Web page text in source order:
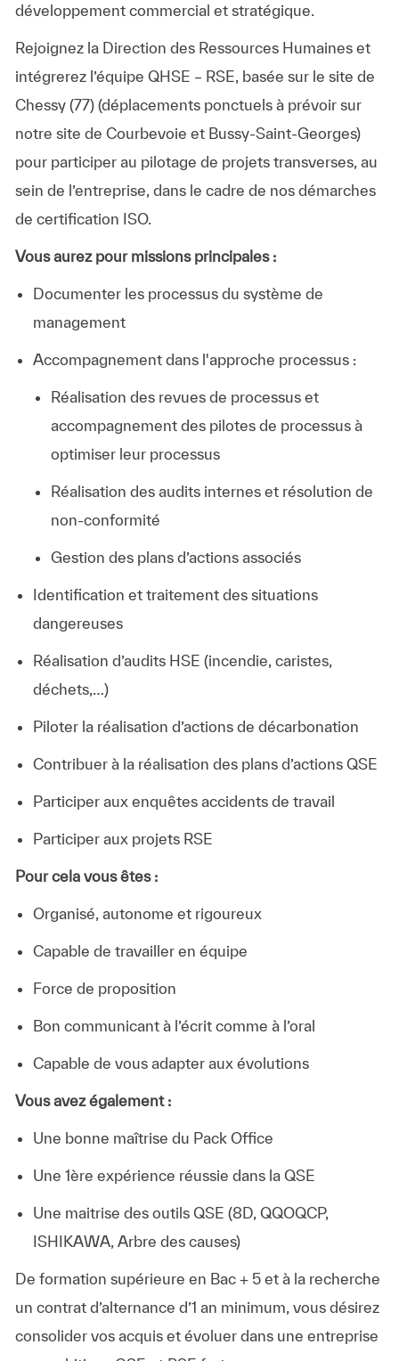
développement commercial et stratégique.
Rejoignez la Direction des Ressources Humaines et
intégrerez l’équipe QHSE – RSE, basée sur le site de
Chessy (77) (déplacements ponctuels à prévoir sur
notre site de Courbevoie et Bussy-Saint-Georges)
pour participer au pilotage de projets transverses, au
sein de l’entreprise, dans le cadre de nos démarches
de certification ISO.
Vous aurez pour missions principales :
Documenter les processus du système de
management
Accompagnement dans l'approche processus :
Réalisation des revues de processus et
accompagnement des pilotes de processus à
optimiser leur processus
Réalisation des audits internes et résolution de
non-conformité
Gestion des plans d’actions associés
Identification et traitement des situations
dangereuses
Réalisation d’audits HSE (incendie, caristes,
déchets,…)
Piloter la réalisation d’actions de décarbonation
Contribuer à la réalisation des plans d’actions QSE
Participer aux enquêtes accidents de travail
Participer aux projets RSE
Pour cela vous êtes :
Organisé, autonome et rigoureux
Capable de travailler en équipe
Force de proposition
Bon communicant à l’écrit comme à l’oral
Capable de vous adapter aux évolutions
Vous avez également :
Une bonne maîtrise du Pack Office
Une 1ère expérience réussie dans la QSE
Une maitrise des outils QSE (8D, QQOQCP,
ISHIKAWA, Arbre des causes)
De formation supérieure en Bac + 5 et à la recherche
un contrat d’alternance d’1 an minimum, vous désirez
consolider vos acquis et évoluer dans une entreprise